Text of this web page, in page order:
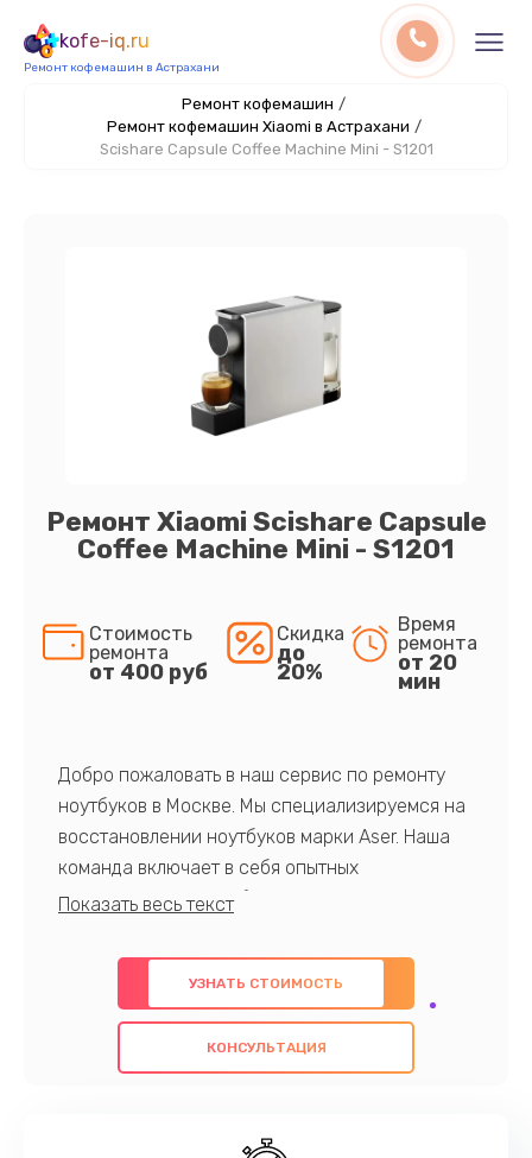
kofe-iq.ru
Ремонт кофемашин в Астрахани
Ремонт кофемашин /
Ремонт кофемашин Xiaomi в Астрахани /
Scishare Capsule Coffee Machine Mini - S1201
Ремонт Xiaomi Scishare Capsule
Coffee Machine Mini - S1201
Стоимость
ремонта
от 400 руб
Скидка
до
20%
Время
ремонта
от 20
мин
Добро пожаловать в наш сервис по ремонту
ноутбуков в Москве. Мы специализируемся на
восстановлении ноутбуков марки Aser. Наша
команда включает в себя опытных
профессионалов с обширными знаниями и
предлагаем быстрый и качественный ремонт с
использованием оригинальных компонентов, а
также гарантируем качество всех
проведенных работ. Наша цель - предоставить
наилучшим образом. Не медлите записаться на
УЗНАТЬ СТОИМОСТЬ
КОНСУЛЬТАЦИЯ